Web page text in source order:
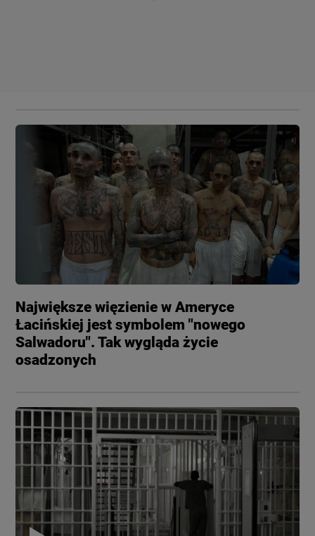
Największe więzienie w Ameryce
Łacińskiej jest symbolem "nowego
Salwadoru". Tak wygląda życie
osadzonych